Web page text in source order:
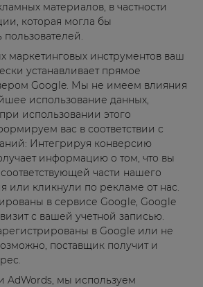
материалов, в частности
которая могла бы
маркетинговых инструментов ваш
устанавливает прямое
Google. Мы не имеем влияния
использование данных,
использовании этого
вас в соответствии с
Интегрируя конверсию
информацию о том, что вы
части нашего
или кликнули по рекламе от нас.
в сервисе Google, Google
с вашей учетной записью.
в Google или не
поставщик получит и
мы используем